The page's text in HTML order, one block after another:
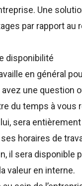
Une
par rapport au
disponibilité
en général
une question
du temps à vous
sera
horaires de
il sera disponible
valeur en interne.